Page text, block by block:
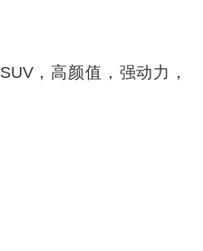
，高颜值，强动力，